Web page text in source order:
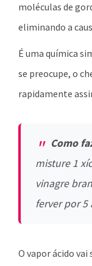
moléculas de
eliminando a
É uma química
se preocupe, o
rapidamente
Como
misture 1
vinagre
ferver por 5
O vapor ácido